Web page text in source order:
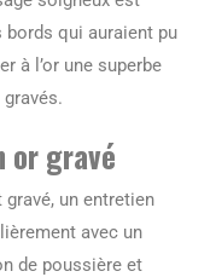
qui auraient pu
à l’or une superbe
or gravé
gravé, un entretien
avec un
de poussière et